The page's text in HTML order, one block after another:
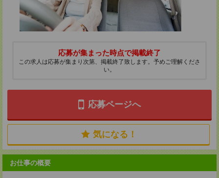
応募が集まった時点で掲載終了
この求人は応募が集まり次第、掲載終了致します。予めご理解くださ
い。
応募ページへ
気になる！
お仕事の概要